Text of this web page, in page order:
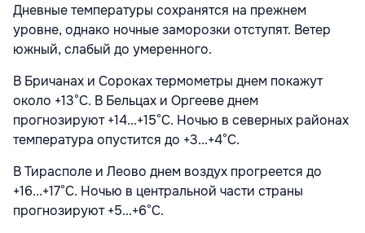
Дневные температуры сохранятся на прежнем
уровне, однако ночные заморозки отступят. Ветер
южный, слабый до умеренного.
В Бричанах и Сороках термометры днем покажут
около +13°С. В Бельцах и Оргееве днем
прогнозируют +14...+15°С. Ночью в северных районах
температура опустится до +3...+4°С.
В Тирасполе и Леово днем воздух прогреется до
+16...+17°С. Ночью в центральной части страны
прогнозируют +5...+6°С.